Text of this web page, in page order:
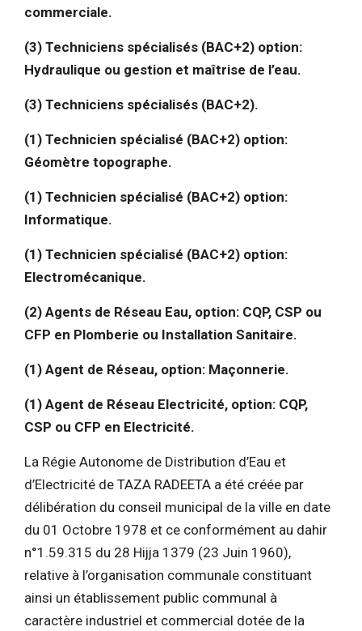
commerciale.
(3) Techniciens spécialisés (BAC+2) option:
Hydraulique ou gestion et maîtrise de l’eau.
(3) Techniciens spécialisés (BAC+2).
(1) Technicien spécialisé (BAC+2) option:
Géomètre topographe.
(1) Technicien spécialisé (BAC+2) option:
Informatique.
(1) Technicien spécialisé (BAC+2) option:
Electromécanique.
(2) Agents de Réseau Eau, option: CQP, CSP ou
CFP en Plomberie ou Installation Sanitaire.
(1) Agent de Réseau, option: Maçonnerie.
(1) Agent de Réseau Electricité, option: CQP,
CSP ou CFP en Electricité.
La Régie Autonome de Distribution d’Eau et
d’Electricité de TAZA RADEETA a été créée par
délibération du conseil municipal de la ville en date
du 01 Octobre 1978 et ce conformément au dahir
n°1.59.315 du 28 Hijja 1379 (23 Juin 1960),
relative à l’organisation communale constituant
ainsi un établissement public communal à
caractère industriel et commercial dotée de la